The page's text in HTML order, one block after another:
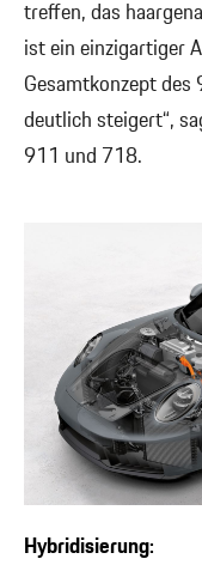
treffen, das
ist ein einzigartiger
Gesamtkonzept
deutlich steigert“,
911 und 718.
Hybridisierung: